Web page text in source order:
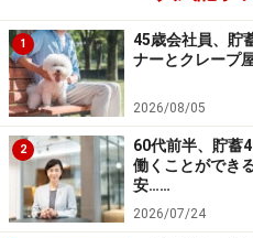
相談者／
・生命保険（15年積立、
420万円）＝毎月の保険料2万
・生命保険（15年積立、
194万円）＝毎月の保険料1
・生命保険（15年積立、
万円）＝毎月の保険料7300円
1
45歳会社員、貯
ナーとクレープ
2026/08/05
2
60代前半、貯蓄
働くことができ
安……
2026/07/24